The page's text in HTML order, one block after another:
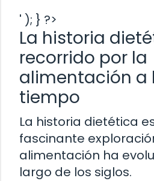
' ); } ?>
La historia
recorrido por la
alimentación a
tiempo
La historia dietética
fascinante
alimentación ha
largo de los siglos.